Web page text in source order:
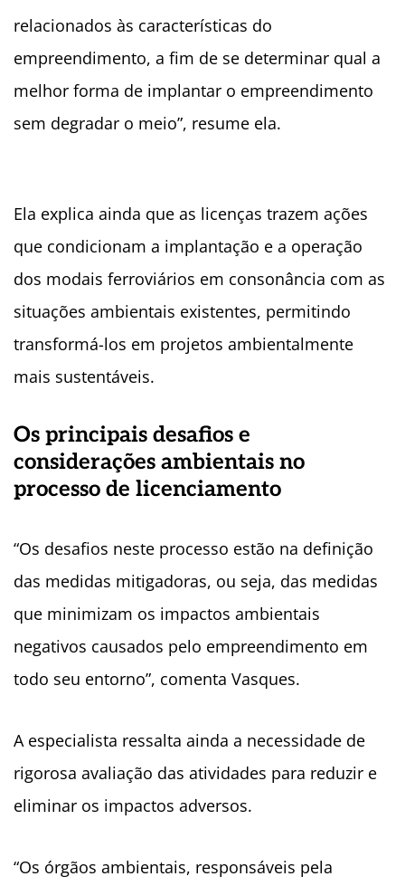
relacionados às características do
empreendimento, a fim de se determinar qual a
melhor forma de implantar o empreendimento
sem degradar o meio”, resume ela.
Ela explica ainda que as licenças trazem ações
que condicionam a implantação e a operação
dos modais ferroviários em consonância com as
situações ambientais existentes, permitindo
transformá-los em projetos ambientalmente
mais sustentáveis.
Os principais desafios e
considerações ambientais no
processo de licenciamento
“Os desafios neste processo estão na definição
das medidas mitigadoras, ou seja, das medidas
que minimizam os impactos ambientais
negativos causados pelo empreendimento em
todo seu entorno”, comenta Vasques.
A especialista ressalta ainda a necessidade de
rigorosa avaliação das atividades para reduzir e
eliminar os impactos adversos.
“Os órgãos ambientais, responsáveis pela